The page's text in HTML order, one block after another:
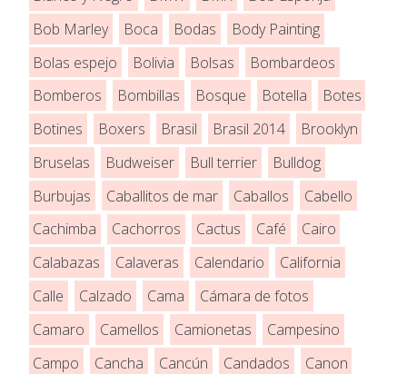
Bob Marley
Boca Bodas
Body Painting
Bolas espejo
Bolivia Bolsas
Bombardeos
Bomberos
Bombillas Bosque Botella
Botes
Botines
Boxers Brasil Brasil 2014
Brooklyn
Bruselas
Budweiser Bull terrier
Bulldog
Burbujas
Caballitos de mar Caballos
Cabello
Cachimba
Cachorros Cactus Café
Cairo
Calabazas
Calaveras Calendario
California
Calle
Calzado Cama
Cámara de fotos
Camaro
Camellos Camionetas
Campesino
Campo
Cancha Cancún Candados
Canon